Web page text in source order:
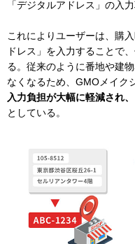
「デジタルアドレス」の入
これによりユーザーは、購
ドレス」を入力することで
る。従来のように番地や建
なくなるため、GMOメイク
入力負担が大幅に軽減され
としている。